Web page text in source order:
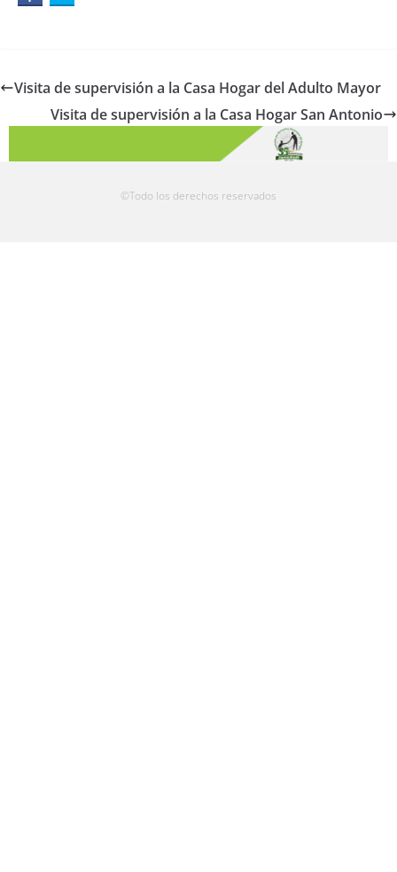
Visita de supervisión a la Casa Hogar del Adulto Mayor
Visita de supervisión a la Casa Hogar San Antonio
©Todo los derechos reservados